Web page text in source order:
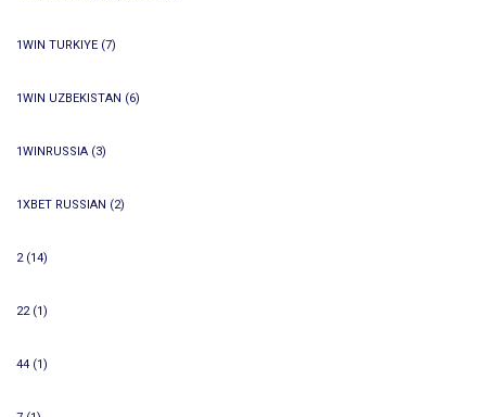
1WIN TURKIYE (7)
1WIN UZBEKISTAN (6)
1WINRUSSIA (3)
1XBET RUSSIAN (2)
2(14)
22(1)
44 (1)